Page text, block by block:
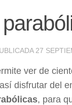
27
ver de
disfrutar del
, para